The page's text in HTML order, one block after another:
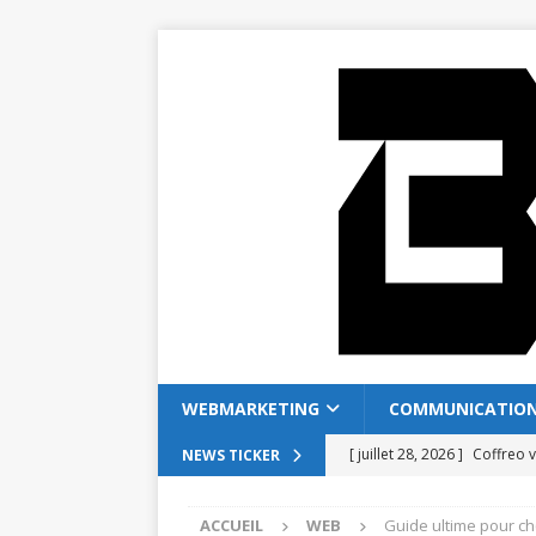
WEBMARKETING
NEWS TICKER [ juillet 28, 2026 ] Coffreo
ACCUEIL WEB Guide ultime pour